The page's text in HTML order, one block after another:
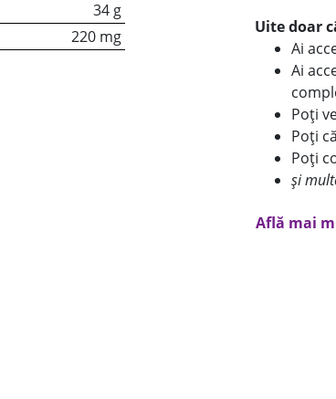
34 g
220 mg
Uite doar
Ai
Ai
Poți
Poți
Poți
și
Află mai